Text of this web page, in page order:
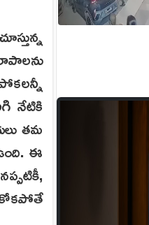
నేటికి
తమ
ఈ